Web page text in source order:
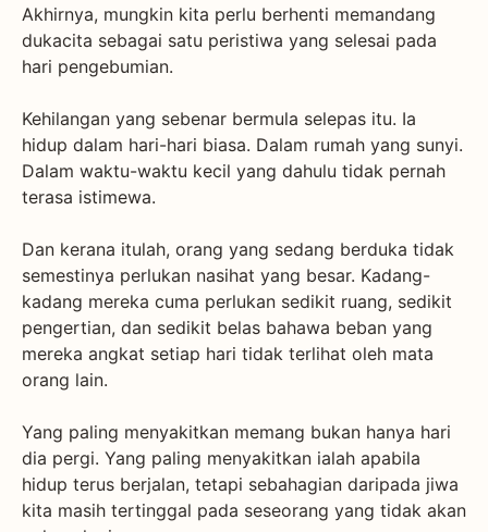
Akhirnya, mungkin kita perlu berhenti memandang
dukacita sebagai satu peristiwa yang selesai pada
hari pengebumian.
Kehilangan yang sebenar bermula selepas itu. Ia
hidup dalam hari-hari biasa. Dalam rumah yang sunyi.
Dalam waktu-waktu kecil yang dahulu tidak pernah
terasa istimewa.
Dan kerana itulah, orang yang sedang berduka tidak
semestinya perlukan nasihat yang besar. Kadang-
kadang mereka cuma perlukan sedikit ruang, sedikit
pengertian, dan sedikit belas bahawa beban yang
mereka angkat setiap hari tidak terlihat oleh mata
orang lain.
Yang paling menyakitkan memang bukan hanya hari
dia pergi. Yang paling menyakitkan ialah apabila
hidup terus berjalan, tetapi sebahagian daripada jiwa
kita masih tertinggal pada seseorang yang tidak akan